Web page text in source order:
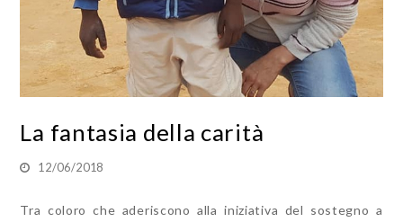
La fantasia della carità
12/06/2018
Tra coloro che aderiscono alla iniziativa del sostegno a